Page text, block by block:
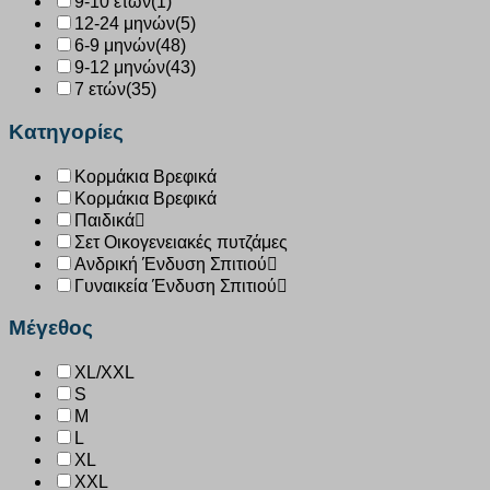
12-24 μηνών(5)
6-9 μηνών(48)
9-12 μηνών(43)
7 ετών(35)
Κατηγορίες
Κορμάκια Βρεφικά
Κορμάκια Βρεφικά
Παιδικά
Σετ Οικογενειακές πυτζάμες
Ανδρική Ένδυση Σπιτιού
Γυναικεία Ένδυση Σπιτιού
Μέγεθος
XL/XXL
S
M
L
XL
XXL